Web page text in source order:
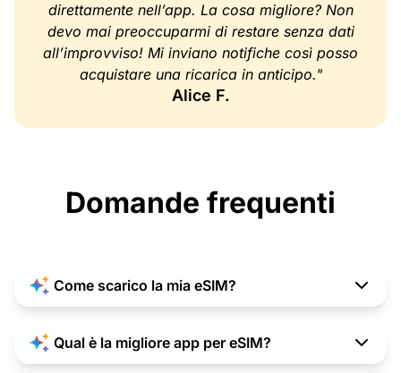
direttamente nell’app. La cosa migliore? Non
devo mai preoccuparmi di restare senza dati
all’improvviso! Mi inviano notifiche così posso
acquistare una ricarica in anticipo."
Alice F.
Domande frequenti
Come scarico la mia eSIM?
Qual è la migliore app per eSIM?